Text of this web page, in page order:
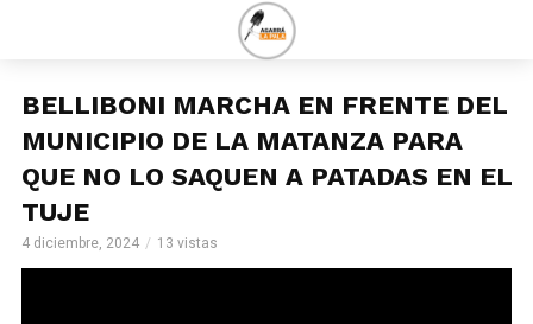
BELLIBONI MARCHA EN FRENTE DEL
MUNICIPIO DE LA MATANZA PARA
QUE NO LO SAQUEN A PATADAS EN EL
TUJE
4 diciembre, 2024 13 vistas